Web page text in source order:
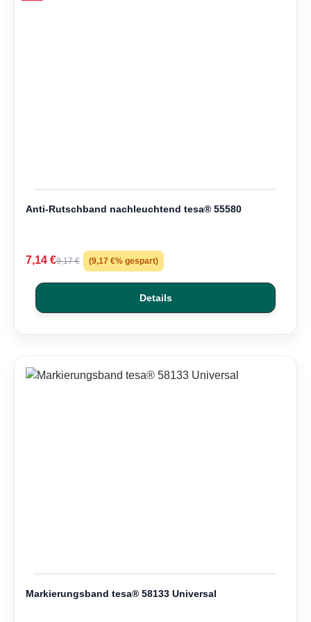
Anti-Rutschband nachleuchtend tesa® 55580
7,14 €9,17 € (9,17 €% gespart)
Details
Markierungsband tesa® 58133 Universal